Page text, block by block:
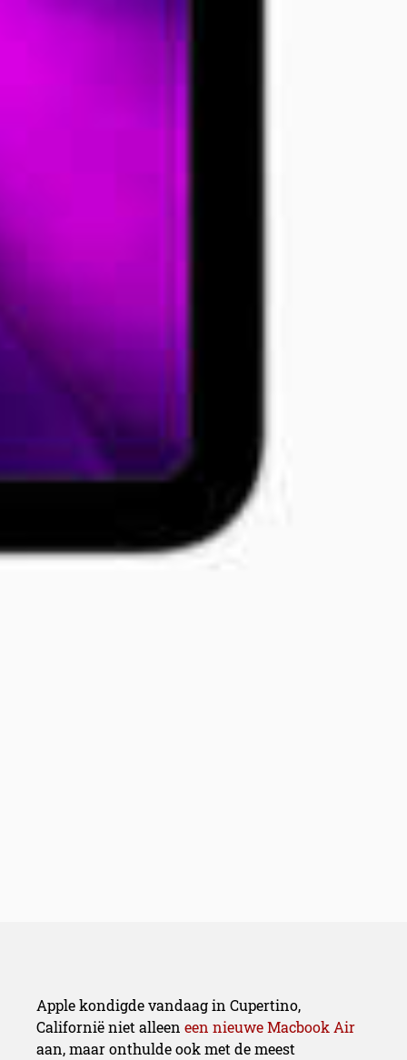
ondermeer
Apple kondigde vandaag in Cupertino,
Californië niet alleen een nieuwe Macbook Air
aan, maar onthulde ook met de meest